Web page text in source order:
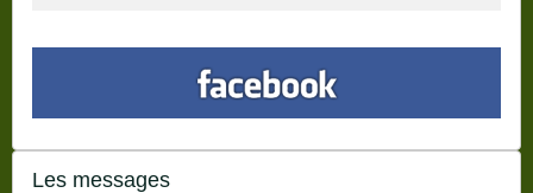
Les messages